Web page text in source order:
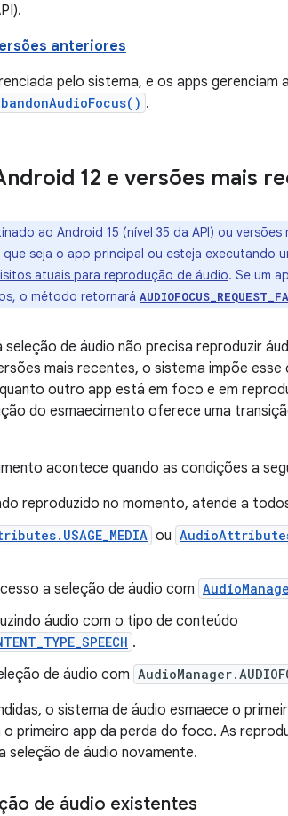
anteriores
pelo sistema, e os apps gerenciam
.
12 e versões mais
ao Android 15 (nível 35 da API) ou
seja o app principal ou esteja executando
atuais para reprodução de áudio. Se um
o método retornará
seleção de áudio não precisa reproduzir
mais recentes, o sistema impõe
outro app está em foco e em
do esmaecimento oferece uma
acontece quando as condições a
reproduzido no momento, atende a
ou
a seleção de áudio com
áudio com o tipo de conteúdo
.
de áudio com
o sistema de áudio esmaece o
primeiro app da perda do foco. As
seleção de áudio novamente.
de áudio existentes